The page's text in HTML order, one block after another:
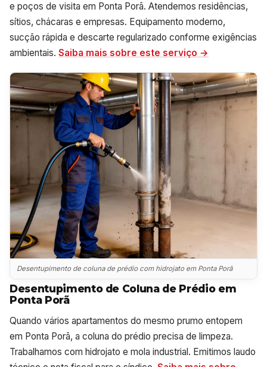
e poços de visita em Ponta Porã. Atendemos residências,
sítios, chácaras e empresas. Equipamento moderno,
sucção rápida e descarte regularizado conforme exigências
ambientais. Saiba mais sobre este serviço →
Desentupimento de coluna de prédio com hidrojato em Ponta Porã
Desentupimento de Coluna de Prédio em
Ponta Porã
Quando vários apartamentos do mesmo prumo entopem
em Ponta Porã, a coluna do prédio precisa de limpeza.
Trabalhamos com hidrojato e mola industrial. Emitimos laudo